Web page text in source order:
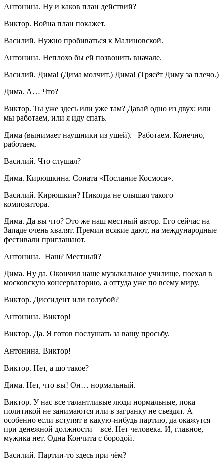
Антонина. Ну и каков план действий?
Виктор. Война план покажет.
Василий. Нужно пробиваться к Малиновской.
Антонина. Неплохо бы ей позвонить вначале.
Василий. Дима! (Дима молчит.) Дима! (Трясёт Диму за плечо.)
Дима. А… Что?
Виктор. Ты уже здесь или уже там? Давай одно из двух: или
мы работаем, или я иду спать.
Дима (вынимает наушники из ушей). Работаем. Конечно,
работаем.
Василий. Что слушал?
Дима. Кирюшкина. Соната «Послание Космоса».
Василий. Кирюшкин? Никогда не слышал такого
композитора.
Дима. Да вы что? Это же наш местный автор. Его сейчас на
Западе очень хвалят. Премии всякие дают, на международные
фестивали приглашают.
Антонина. Наш? Местный?
Дима. Ну да. Окончил наше музыкальное училище, поехал в
московскую консерваторию, а оттуда уже по всему миру.
Виктор. Диссидент или голубой?
Антонина. Виктор!
Виктор. Да. Я готов послушать за вашу просьбу.
Антонина. Виктор!
Виктор. Нет, а шо такое?
Дима. Нет, что вы! Он… нормальный.
Виктор. У нас все талантливые люди нормальные, пока
политикой не занимаются или в загранку не съездят. А
особенно если вступят в какую-нибудь партию, да окажутся
при денежной должности – всё. Нет человека. И, главное,
мужика нет. Одна Кончита с бородой.
Василий. Партии-то здесь при чём?